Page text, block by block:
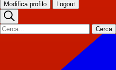
Modifica profilo Logout
Cerca